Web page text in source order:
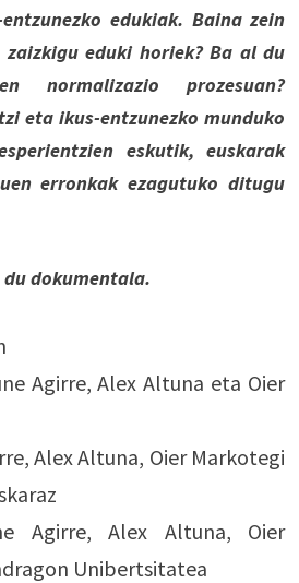
edukiak. Baina zein
eduki horiek? Ba al du
normalizazio prozesuan?
eta ikus-entzunezko munduko
eskutik, euskarak
erronkak ezagutuko ditugu
dokumentala.
Agirre, Alex Altuna eta Oier
Alex Altuna, Oier Markotegi
Agirre, Alex Altuna, Oier
Unibertsitatea